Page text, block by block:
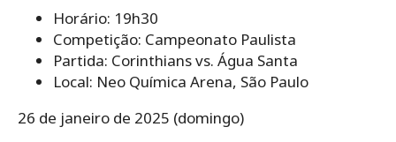
Horário: 19h30
Competição: Campeonato Paulista
Partida: Corinthians vs. Água Santa
Local: Neo Química Arena, São Paulo
26 de janeiro de 2025 (domingo)